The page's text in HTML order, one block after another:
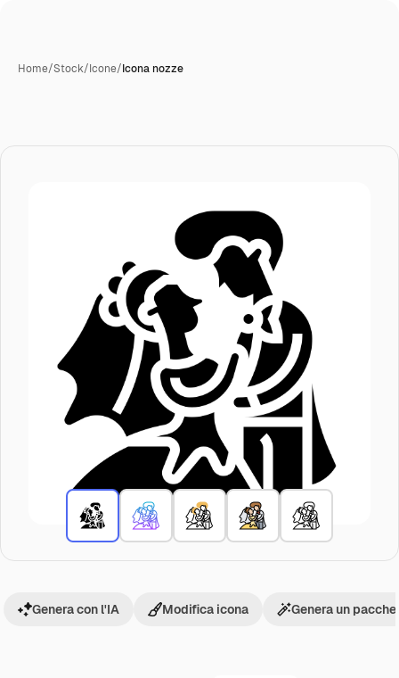
Home/Stock/Icone/Icona nozze
Genera con l'IA Modifica icona Genera un